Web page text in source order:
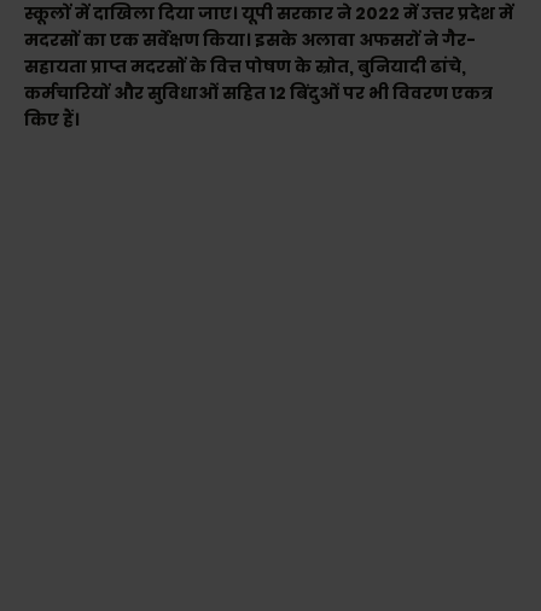
स्कूलों में दाखिला दिया जाए। यूपी सरकार ने 2022 में उत्तर प्रदेश में
मदरसों का एक सर्वेक्षण किया। इसके अलावा अफसरों ने गैर-
सहायता प्राप्त मदरसों के वित्त पोषण के स्रोत, बुनियादी ढांचे,
कर्मचारियों और सुविधाओं सहित 12 बिंदुओं पर भी विवरण एकत्र
किए हैं।